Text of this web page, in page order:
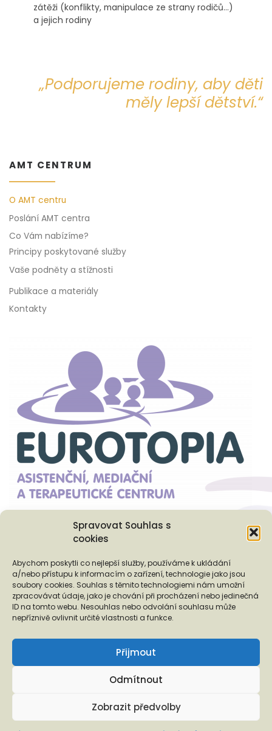
Spravovat Souhlas s
cookies
Abychom poskytli co nejlepší služby, používáme k ukládání
a/nebo přístupu k informacím o zařízení, technologie jako jsou
soubory cookies. Souhlas s těmito technologiemi nám umožní
zpracovávat údaje, jako je chování při procházení nebo jedinečná
ID na tomto webu. Nesouhlas nebo odvolání souhlasu může
nepříznivě ovlivnit určité vlastnosti a funkce.
Přijmout
Odmítnout
Zobrazit předvolby
zátěži (konflikty, manipulace ze strany rodičů…)
a jejich rodiny
„Podporujeme rodiny, aby děti
měly lepší dětství.“
AMT CENTRUM
O AMT centru
Poslání AMT centra
Co Vám nabízíme?
Principy poskytované služby
Vaše podněty a stížnosti
Publikace a materiály
Kontakty
Podporují nás...
❬ ❭